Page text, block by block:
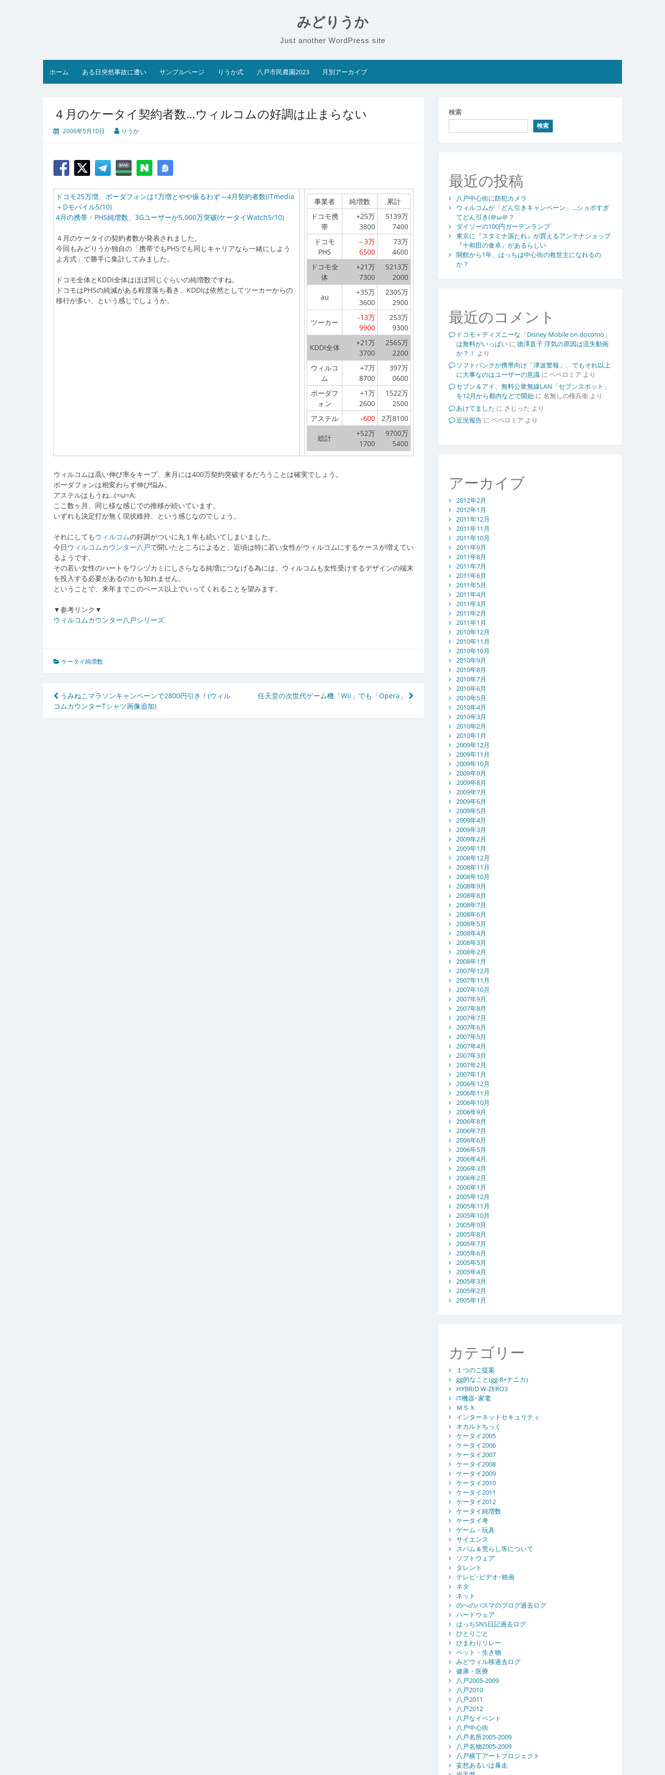
みどりうか
Just another WordPress site
ホーム ある日突然事故に遭い サンプルページ りうか式 八戸市民農園2023 月別アーカイブ
４月のケータイ契約者数…ウィルコムの好調は止まらない
2006年5月10日 りうか
ドコモ25万増、ボーダフォンは1万増とやや振るわず～4月契約者数(ITmedia
＋Dモバイル5/10)
4月の携帯・PHS純増数、3Gユーザーが5,000万突破(ケータイWatch5/10)
４月のケータイの契約者数が発表されました。
今回もみどりうか独自の「携帯でもPHSでも同じキャリアなら一緒にしよう
よ方式」で勝手に集計してみました。
ドコモ全体とKDDI全体はほぼ同じぐらいの純増数ですね。
ドコモはPHSの純減がある程度落ち着き、KDDIは依然としてツーカーからの
移行が多い、という感じでしょうか。
事業者 純増数
累計
ドコモ携
帯
+25万
3800
5139万
7400
ドコモ
PHS
－3万
6500
73万
4600
ドコモ全
体
+21万
7300
5213万
2000
au
+35万
3600
2305万
2900
ツーカー
-13万
9900
253万
9300
KDDI全体
+21万
3700
2565万
2200
ウィルコ
ム
+7万
8700
397万
0600
ボーダフ
ォン
+1万
2600
1522万
2500
アステル
-600 2万8100
総計
+52万
1700
9700万
5400
ウィルコムは高い伸び率をキープ、来月には400万契約突破するだろうことは確実でしょう。
ボーダフォンは相変わらず伸び悩み。
アステルはもうね…(=ω=A;
ここ数ヶ月、同じ様な感じでの推移が続いています。
いずれも決定打が無く現状維持、という感じなのでしょう。
それにしてもウィルコムの好調がついに丸１年も続いてしまいました。
今日ウィルコムカウンター八戸で聞いたところによると、近頃は特に若い女性がウィルコムにするケースが増えてい
るようです。
その若い女性のハートをワシヅカミにしさらなる純増につなげる為には、ウィルコムも女性受けするデザインの端末
を投入する必要があるのかも知れません。
ということで、来年までこのペース以上でいってくれることを望みます。
▼参考リンク▼
ウィルコムカウンター八戸シリーズ
ケータイ純増数
投
稿
うみねこマラソンキャンペーンで2800円引き！(ウィル
コムカウンターTシャツ画像追加)
任天堂の次世代ゲーム機「Wii」でも「Opera」
検索
検索
最近の投稿
八戸中心街に防犯カメラ
ウィルコムが「どん引きキャンペーン」…ショボすぎ
てどん引き(＠ω＠？
ダイソーの100円ガーデンランプ
東京に『スタミナ源たれ』が買えるアンテナショップ
『十和田の食卓』があるらしい
開館から1年、はっちは中心街の救世主になれるの
か？
最近のコメント
ドコモ＋ディズニーな「Disney Mobile on docomo」
は無料がいっぱいに 徳澤直子 浮気の原因は流失動画
か？！ より
ソフトバンクが携帯向け「津波警報」、でもそれ以上
に大事なのはユーザーの意識に ペペロミア より
セブン＆アイ、無料公衆無線LAN「セブンスポット」
を12月から都内などで開始に 名無しの権兵衛より
あけてました に さじった より
近況報告に ペペロミア より
アーカイブ
2012年2月
2012年1月
2011年12月
2011年11月
2011年10月
2011年9月
2011年8月
2011年7月
2011年6月
2011年5月
2011年4月
2011年3月
2011年2月
2011年1月
2010年12月
2010年11月
2010年10月
2010年9月
2010年8月
2010年7月
2010年6月
2010年5月
2010年4月
2010年3月
2010年2月
2010年1月
2009年12月
2009年11月
2009年10月
2009年9月
2009年8月
2009年7月
2009年6月
2009年5月
2009年4月
2009年3月
2009年2月
2009年1月
2008年12月
2008年11月
2008年10月
2008年9月
2008年8月
2008年7月
2008年6月
2008年5月
2008年4月
2008年3月
2008年2月
2008年1月
2007年12月
2007年11月
2007年10月
2007年9月
2007年8月
2007年7月
2007年6月
2007年5月
2007年4月
2007年3月
2007年2月
2007年1月
2006年12月
2006年11月
2006年10月
2006年9月
2006年8月
2006年7月
2006年6月
2006年5月
2006年4月
2006年3月
2006年2月
2006年1月
2005年12月
2005年11月
2005年10月
2005年9月
2005年8月
2005年7月
2005年6月
2005年5月
2005年4月
2005年3月
2005年2月
2005年1月
カテゴリー
１つのご提案
gg的なこと(gg-8+ナニカ)
HYBRID W-ZERO3
IT機器･家電
ＭＳＸ
インターネットセキュリティ
オカルトちっく
ケータイ2005
ケータイ2006
ケータイ2007
ケータイ2008
ケータイ2009
ケータイ2010
ケータイ2011
ケータイ2012
ケータイ純増数
ケータイ考
ゲーム・玩具
サイエンス
スパム＆荒らし等について
ソフトウェア
タレント
テレビ･ビデオ･映画
ネタ
ネット
のへのバスマのブログ過去ログ
ハードウェア
はっちSNS日記過去ログ
ひとりごと
ひまわりリレー
ペット・生き物
みどウィル移過去ログ
健康・医療
八戸2005-2009
八戸2010
八戸2011
八戸2012
八戸なイベント
八戸中心街
八戸名所2005-2009
八戸名物2005-2009
八戸横丁アートプロジェクト
妄想あるいは暴走